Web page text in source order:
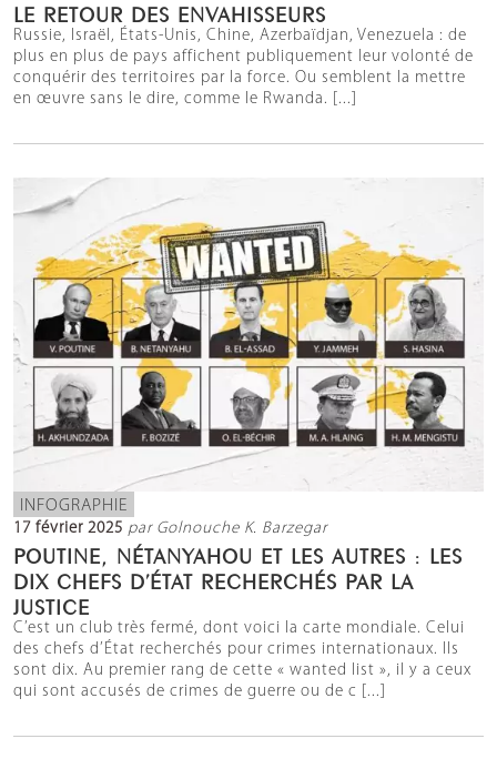
LE RETOUR DES ENVAHISSEURS
Russie, Israël, États-Unis, Chine, Azerbaïdjan, Venezuela : de
plus en plus de pays affichent publiquement leur volonté de
conquérir des territoires par la force. Ou semblent la mettre
en œuvre sans le dire, comme le Rwanda. [...]
INFOGRAPHIE
17 février 2025 par Golnouche K. Barzegar
POUTINE, NÉTANYAHOU ET LES AUTRES : LES
DIX CHEFS D’ÉTAT RECHERCHÉS PAR LA
JUSTICE
C’est un club très fermé, dont voici la carte mondiale. Celui
des chefs d’État recherchés pour crimes internationaux. Ils
sont dix. Au premier rang de cette « wanted list », il y a ceux
qui sont accusés de crimes de guerre ou de c [...]